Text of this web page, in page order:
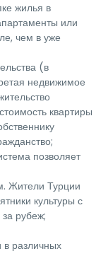
жилья в
или
чем в уже
(в
недвижимое
квартиры
позволяет
Жители Турции
культуры с
рубеж;
в различных